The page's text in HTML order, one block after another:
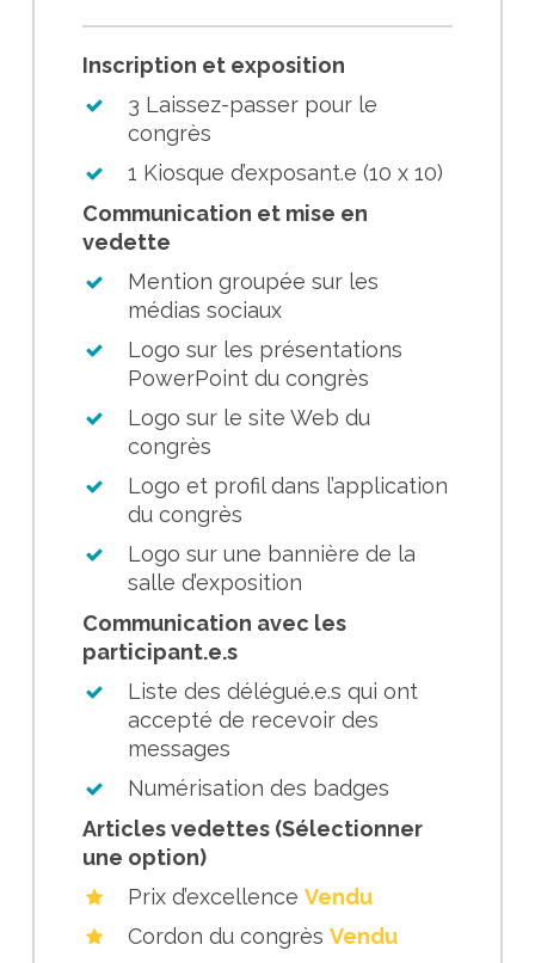
Inscription et exposition
3 Laissez-passer pour le
congrès
1 Kiosque d’exposant.e (10 x 10)
Communication et mise en
vedette
Mention groupée sur les
médias sociaux
Logo sur les présentations
PowerPoint du congrès
Logo sur le site Web du
congrès
Logo et profil dans l’application
du congrès
Logo sur une bannière de la
salle d’exposition
Communication avec les
participant.e.s
Liste des délégué.e.s qui ont
accepté de recevoir des
messages
Numérisation des badges
Articles vedettes (Sélectionner
une option)
Prix d’excellence Vendu
Cordon du congrès Vendu